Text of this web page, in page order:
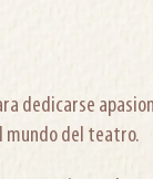
dedicarse
mundo del teatro.